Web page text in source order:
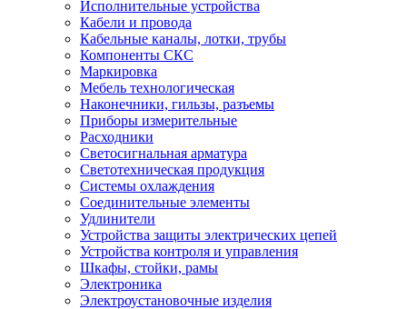
Исполнительные устройства
Кабели и провода
Кабельные каналы, лотки, трубы
Компоненты СКС
Маркировка
Мебель технологическая
Наконечники, гильзы, разъемы
Приборы измерительные
Расходники
Светосигнальная арматура
Светотехническая продукция
Системы охлаждения
Соединительные элементы
Удлинители
Устройства защиты электрических цепей
Устройства контроля и управления
Шкафы, стойки, рамы
Электроника
Электроустановочные изделия